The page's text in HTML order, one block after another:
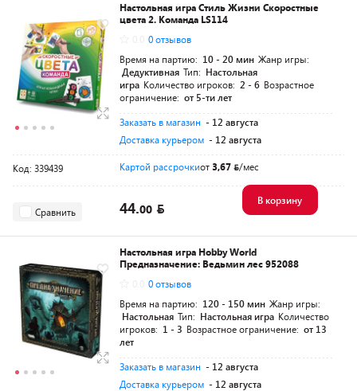
Настольная игра Стиль Жизни Скоростные
цвета 2. Команда LS114
0 отзывов
Время на партию: 10 - 20 мин Жанр игры:
Дедуктивная Тип: Настольная
игра Количество игроков: 2 - 6 Возрастное
ограничение: от 5-ти лет
Заказать в магазин - 12 августа
Доставка курьером - 12 августа
Код: 339439 Картой рассрочкиот3,67 /мес
Сравнить 44.00
В корзину
Настольная игра Hobby World
Предназначение: Ведьмин лес 952088
0 отзывов
Время на партию: 120 - 150 мин Жанр игры:
Настольная Тип: Настольная игра Количество
игроков: 1 - 3 Возрастное ограничение: от 13
лет
Заказать в магазин - 12 августа
Доставка курьером - 12 августа